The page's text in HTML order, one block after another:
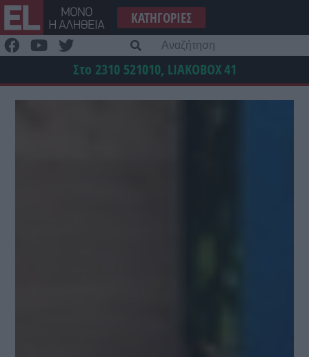
Μετάβαση
στο
περιεχόμενο
ΚΑΤΗΓΟΡΊΕΣ
Στο 2310 521010, LIAKOBOX41